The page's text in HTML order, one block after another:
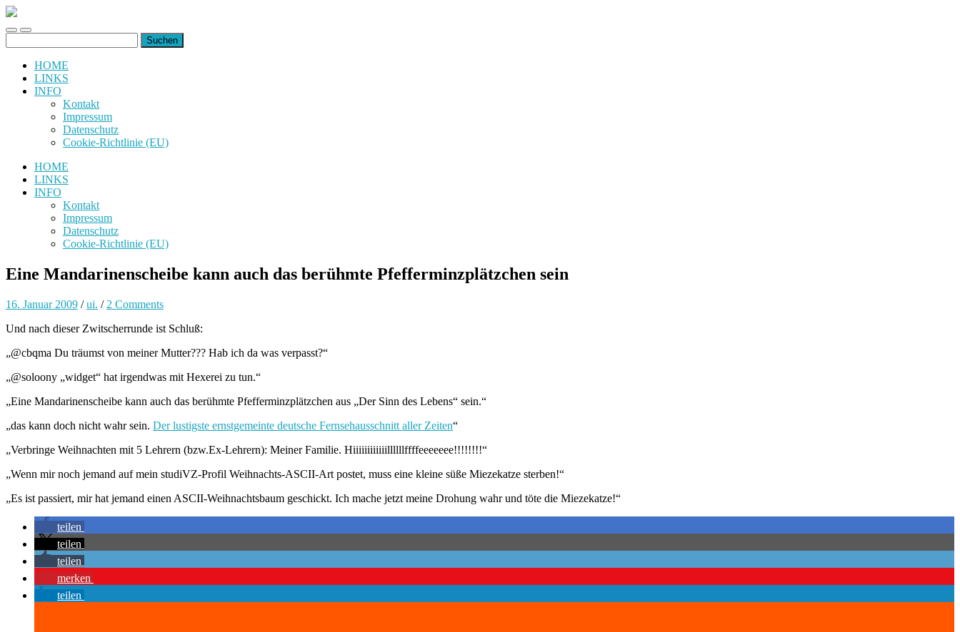
uiuiuiuiuiuiui.de
Toggle
mobile
Toggle
search
nach:
HOME
LINKS
INFO
Kontakt
Impressum
Datenschutz
Cookie-Richtlinie (EU)
HOME
LINKS
INFO
Kontakt
Impressum
Datenschutz
Cookie-Richtlinie (EU)
Eine Mandarinenscheibe kann auch das berühmte Pfefferminzplätzchen sein
16. Januar 2009 /ui. / 2 Comments
Und nach dieser Zwitscherrunde ist Schluß:
„@cbqma Du träumst von meiner Mutter??? Hab ich da was verpasst?“
„@soloony „widget“ hat irgendwas mit Hexerei zu tun.“
„Eine Mandarinenscheibe kann auch das berühmte Pfefferminzplätzchen aus „Der Sinn des Lebens“ sein.“
„das kann doch nicht wahr sein. Der lustigste ernstgemeinte deutsche Fernsehausschnitt aller Zeiten“
„Verbringe Weihnachten mit 5 Lehrern (bzw.Ex-Lehrern): Meiner Familie. Hiiiiiiiiiiiillllllffffeeeeeee!!!!!!!!“
„Wenn mir noch jemand auf mein studiVZ-Profil Weihnachts-ASCII-Art postet, muss eine kleine süße Miezekatze sterben!“
„Es ist passiert, mir hat jemand einen ASCII-Weihnachtsbaum geschickt. Ich mache jetzt meine Drohung wahr und töte die Miezekatze!“
teilen
teilen
teilen
merken
teilen